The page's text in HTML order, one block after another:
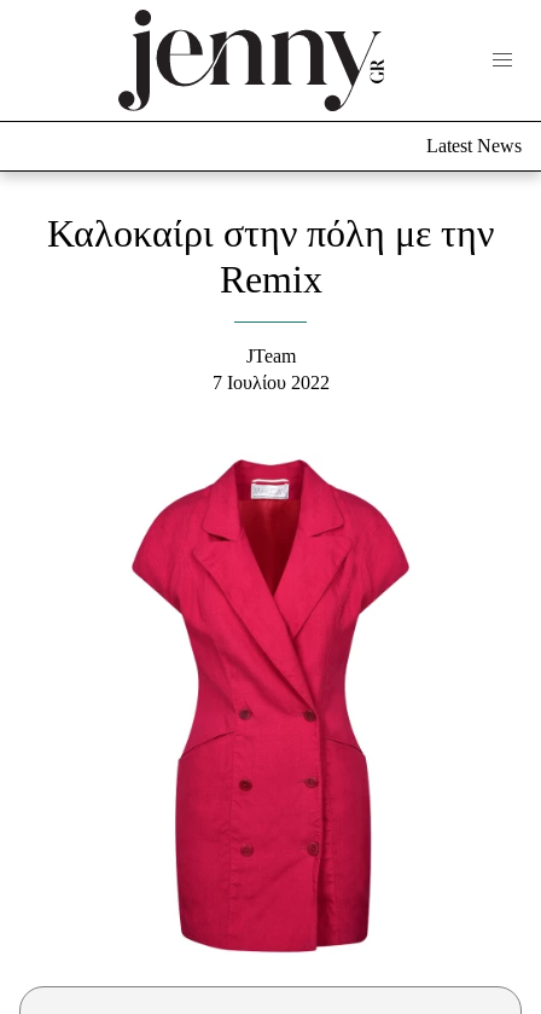
Culture
Woman Power
Latest News
Καλοκαίρι στην πόλη με την
Remix
JTeam
7 Ιουλίου 2022